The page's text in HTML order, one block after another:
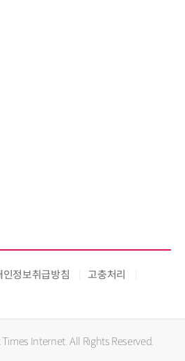
인정보취급방침
고충처리
Internet. All Rights Reserved.